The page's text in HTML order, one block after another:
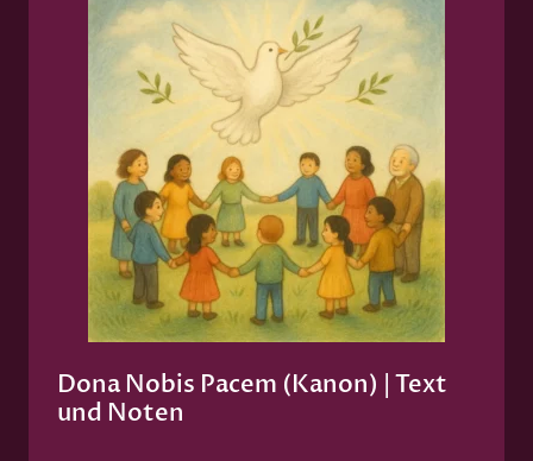
Dona Nobis Pacem (Kanon) | Text
und Noten